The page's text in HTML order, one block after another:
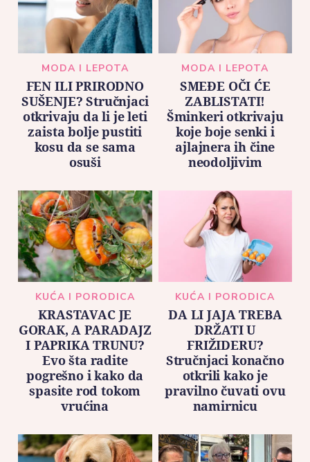
MODA I LEPOTA
FEN ILI PRIRODNO
SUŠENJE? Stručnjaci
otkrivaju da li je leti
zaista bolje pustiti
kosu da se sama
osuši
MODA I LEPOTA
SMEĐE OČI ĆE
ZABLISTATI!
Šminkeri otkrivaju
koje boje senki i
ajlajnera ih čine
neodoljivim
KUĆA I PORODICA
KRASTAVAC JE
GORAK, A PARADAJZ
I PAPRIKA TRUNU?
Evo šta radite
pogrešno i kako da
spasite rod tokom
vrućina
KUĆA I PORODICA
DA LI JAJA TREBA
DRŽATI U
FRIŽIDERU?
Stručnjaci konačno
otkrili kako je
pravilno čuvati ovu
namirnicu